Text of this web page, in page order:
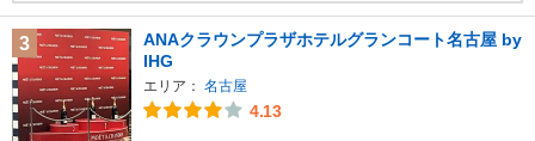
3
ANAクラウンプラザホテルグランコート名古屋 by
IHG
エリア： 名古屋
4.13